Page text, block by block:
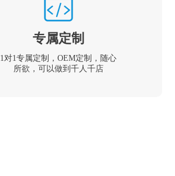
专属定制
1对1专属定制，OEM定制，随心
所欲，可以做到千人千店